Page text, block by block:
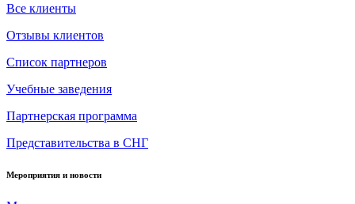
Все клиенты
Отзывы клиентов
Список партнеров
Учебные заведения
Партнерская программа
Представительства в СНГ
Мероприятия и новости